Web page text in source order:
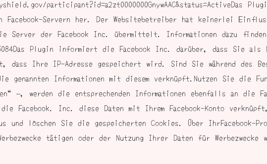
participant?id=a2zt0000000GnywAAC&status=ActiveDas
Facebook-Servern her. Der Websitebetreiber hat keinerlei
Server der Facebook Inc. übermittelt. Informationen dazu
Plugin informiert die Facebook Inc. darüber, dass Sie
Ihre IP-Adresse gespeichert wird. Sind Sie während des
genannten Informationen mit diesem verknüpft.Nutzen Sie die
–, werden die entsprechenden Informationen ebenfalls an die
Facebook. Inc. diese Daten mit Ihrem Facebook-Konto
und löschen Sie die gespeicherten Cookies. Über IhrFacebook-
tätigen oder der Nutzung Ihrer Daten für Werbezwecke